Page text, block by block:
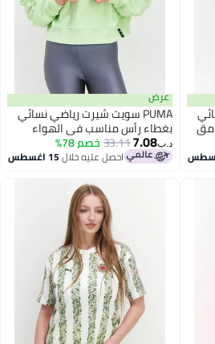
عرض
PUMA سويت شيرت رياضي نسائي
بغطاء رأس مناسب في الهواء
الطلق، أخضر ليموني
7.08
33.11خصم 78%
احصل عليه خلال15 اغسطس